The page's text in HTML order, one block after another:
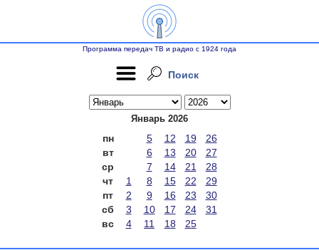
Программа передач ТВ и радио с 1924 года
Поиск
Январь 2026
пн 5 12 19
26
вт
6 13 20
27
ср
7 14 21
28
чт
1 8 15 22
29
пт
2 9 16 23
30
сб
3 10 17 24
31
вс
4 11 18 25